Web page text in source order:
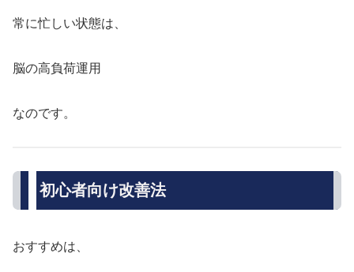
常に忙しい状態は、
脳の高負荷運用
なのです。
初心者向け改善法
おすすめは、